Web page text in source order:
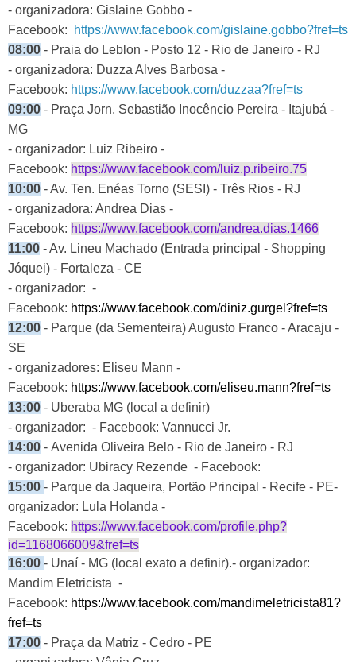
- organizadora: Gislaine Gobbo -
Facebook:
https://www.facebook.com/gislaine.gobbo?fref=ts
08:00 - Praia do Leblon - Posto 12 - Rio de Janeiro - RJ
- organizadora: Duzza Alves Barbosa -
Facebook: https://www.facebook.com/duzzaa?fref=ts
09:00 - Praça Jorn. Sebastião Inocêncio Pereira - Itajubá -
MG
- organizador: Luiz Ribeiro -
Facebook: https://www.facebook.com/luiz.p.ribeiro.75
10:00 - Av. Ten. Enéas Torno (SESI) - Três Rios - RJ
- organizadora: Andrea Dias -
Facebook: https://www.facebook.com/andrea.dias.1466
11:00 - Av. Lineu Machado (Entrada principal - Shopping
Jóquei) - Fortaleza - CE
- organizador: -
Facebook: https://www.facebook.com/diniz.gurgel?fref=ts
12:00 - Parque (da Sementeira) Augusto Franco - Aracaju -
SE
- organizadores: Eliseu Mann -
Facebook: https://www.facebook.com/eliseu.mann?fref=ts
13:00 - Uberaba MG (local a definir)
- organizador: - Facebook: Vannucci Jr.
14:00 - Avenida Oliveira Belo - Rio de Janeiro - RJ
- organizador: Ubiracy Rezende - Facebook:
15:00 - Parque da Jaqueira, Portão Principal - Recife - PE-
organizador: Lula Holanda -
Facebook: https://www.facebook.com/profile.php?
id=1168066009&fref=ts
16:00 - Unaí - MG (local exato a definir).- organizador:
Mandim Eletricista -
Facebook: https://www.facebook.com/mandimeletricista81?
fref=ts
17:00 - Praça da Matriz - Cedro - PE